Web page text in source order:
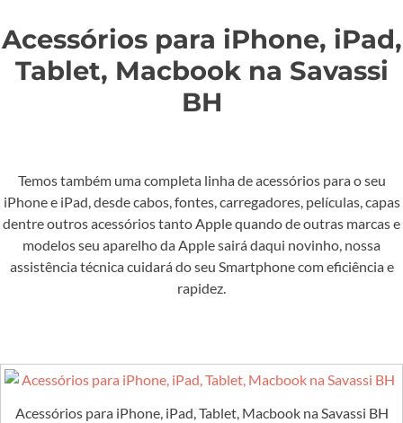
Acessórios para iPhone, iPad,
Tablet, Macbook na Savassi
BH
Temos também uma completa linha de acessórios para o seu
iPhone e iPad, desde cabos, fontes, carregadores, películas, capas
dentre outros acessórios tanto Apple quando de outras marcas e
modelos seu aparelho da Apple sairá daqui novinho, nossa
assistência técnica cuidará do seu Smartphone com eficiência e
rapidez.
Acessórios para iPhone, iPad, Tablet, Macbook na Savassi BH